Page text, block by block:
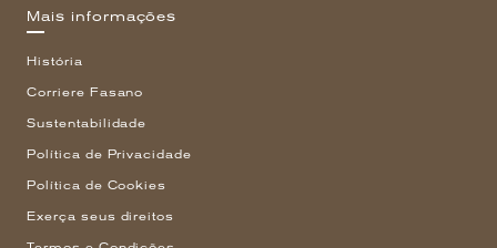
Mais informações
História
Corriere Fasano
Sustentabilidade
Política de Privacidade
Política de Cookies
Exerça seus direitos